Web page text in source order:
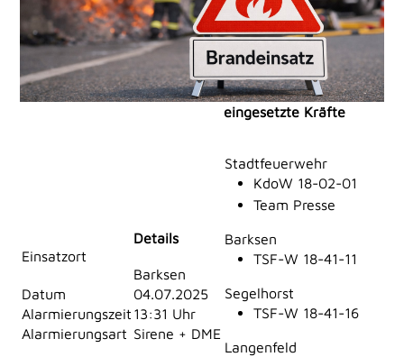
Einsatzort
Details
Barksen
Datum
04.07.2025
Alarmierungszeit 13:31 Uhr
Alarmierungsart Sirene + DME
eingesetzte Kräfte
Stadtfeuerwehr
KdoW 18-02-01
Team Presse
Barksen
TSF-W 18-41-11
Segelhorst
TSF-W 18-41-16
Langenfeld